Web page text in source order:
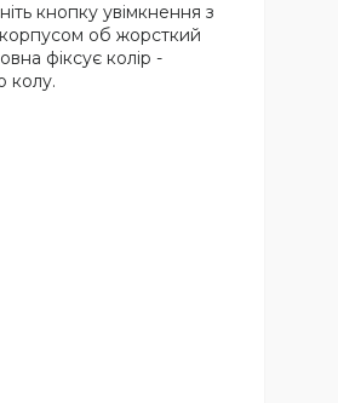
кнопку увімкнення з
корпусом об жорсткий
фіксує колір -
колу.